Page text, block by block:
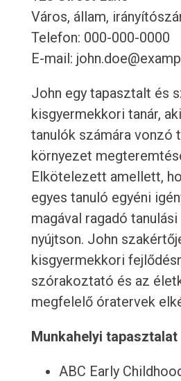
Város, állam,
Telefon: 000-000-0000
E-mail:
John egy tapasztalt és
kisgyermekkori tanár,
tanulók számára vonzó
környezet
Elkötelezett amellett,
egyes tanuló egyéni
magával ragadó
nyújtson. John
kisgyermekkori
szórakoztató és az
megfelelő óratervek
Munkahelyi tapasztalat
ABC Early